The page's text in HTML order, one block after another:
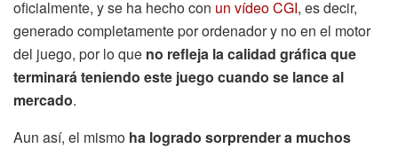
oficialmente, y se ha hecho con un vídeo CGI, es decir,
generado completamente por ordenador y no en el motor
del juego, por lo que no refleja la calidad gráfica que
terminará teniendo este juego cuando se lance al
mercado.
Aun así, el mismo ha logrado sorprender a muchos